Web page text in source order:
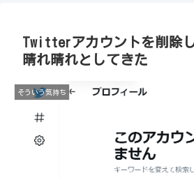
Twitterアカウントを削除
晴れ晴れとしてきた
そういう気持ち